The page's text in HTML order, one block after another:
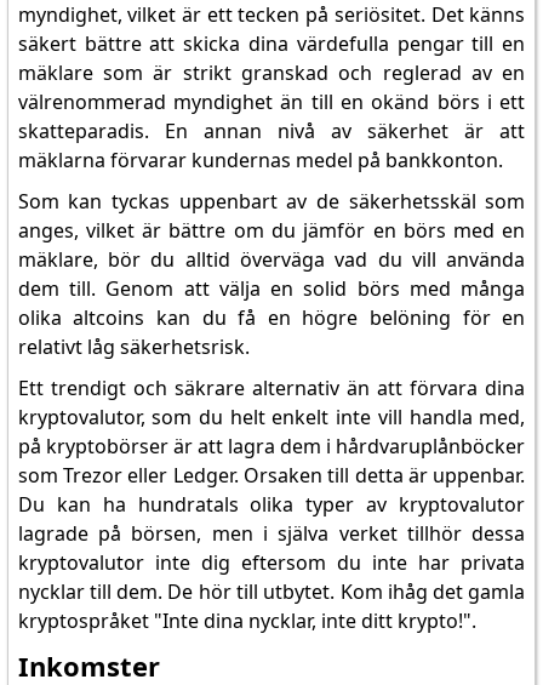
myndighet, vilket är ett tecken på seriösitet. Det känns
säkert bättre att skicka dina värdefulla pengar till en
mäklare som är strikt granskad och reglerad av en
välrenommerad myndighet än till en okänd börs i ett
skatteparadis. En annan nivå av säkerhet är att
mäklarna förvarar kundernas medel på bankkonton.
Som kan tyckas uppenbart av de säkerhetsskäl som
anges, vilket är bättre om du jämför en börs med en
mäklare, bör du alltid överväga vad du vill använda
dem till. Genom att välja en solid börs med många
olika altcoins kan du få en högre belöning för en
relativt låg säkerhetsrisk.
Ett trendigt och säkrare alternativ än att förvara dina
kryptovalutor, som du helt enkelt inte vill handla med,
på kryptobörser är att lagra dem i hårdvaruplånböcker
som Trezor eller Ledger. Orsaken till detta är uppenbar.
Du kan ha hundratals olika typer av kryptovalutor
lagrade på börsen, men i själva verket tillhör dessa
kryptovalutor inte dig eftersom du inte har privata
nycklar till dem. De hör till utbytet. Kom ihåg det gamla
kryptospråket "Inte dina nycklar, inte ditt krypto!".
Inkomster